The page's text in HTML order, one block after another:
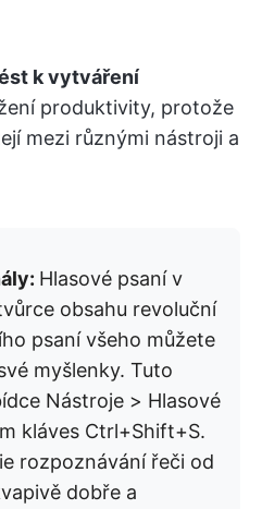
k vytváření
produktivity, protože
mezi různými nástroji a
Hlasové psaní v
obsahu revoluční
psaní všeho můžete
myšlenky. Tuto
Nástroje > Hlasové
kláves Ctrl+Shift+S.
rozpoznávání řeči od
dobře a